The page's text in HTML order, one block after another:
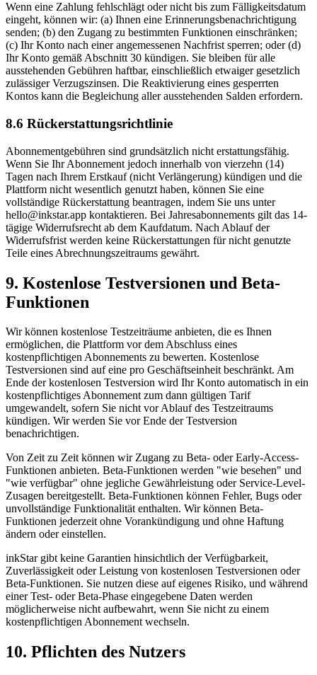
Wenn eine Zahlung fehlschlägt oder nicht bis zum Fälligkeitsdatum
eingeht, können wir: (a) Ihnen eine Erinnerungsbenachrichtigung
senden; (b) den Zugang zu bestimmten Funktionen einschränken;
(c) Ihr Konto nach einer angemessenen Nachfrist sperren; oder (d)
Ihr Konto gemäß Abschnitt 30 kündigen. Sie bleiben für alle
ausstehenden Gebühren haftbar, einschließlich etwaiger gesetzlich
zulässiger Verzugszinsen. Die Reaktivierung eines gesperrten
Kontos kann die Begleichung aller ausstehenden Salden erfordern.
8.6 Rückerstattungsrichtlinie
Abonnementgebühren sind grundsätzlich nicht erstattungsfähig.
Wenn Sie Ihr Abonnement jedoch innerhalb von vierzehn (14)
Tagen nach Ihrem Erstkauf (nicht Verlängerung) kündigen und die
Plattform nicht wesentlich genutzt haben, können Sie eine
vollständige Rückerstattung beantragen, indem Sie uns unter
hello@inkstar.app kontaktieren. Bei Jahresabonnements gilt das 14-
tägige Widerrufsrecht ab dem Kaufdatum. Nach Ablauf der
Widerrufsfrist werden keine Rückerstattungen für nicht genutzte
Teile eines Abrechnungszeitraums gewährt.
9. Kostenlose Testversionen und Beta-
Funktionen
Wir können kostenlose Testzeiträume anbieten, die es Ihnen
ermöglichen, die Plattform vor dem Abschluss eines
kostenpflichtigen Abonnements zu bewerten. Kostenlose
Testversionen sind auf eine pro Geschäftseinheit beschränkt. Am
Ende der kostenlosen Testversion wird Ihr Konto automatisch in ein
kostenpflichtiges Abonnement zum dann gültigen Tarif
umgewandelt, sofern Sie nicht vor Ablauf des Testzeitraums
kündigen. Wir werden Sie vor Ende der Testversion
benachrichtigen.
Von Zeit zu Zeit können wir Zugang zu Beta- oder Early-Access-
Funktionen anbieten. Beta-Funktionen werden "wie besehen" und
"wie verfügbar" ohne jegliche Gewährleistung oder Service-Level-
Zusagen bereitgestellt. Beta-Funktionen können Fehler, Bugs oder
unvollständige Funktionalität enthalten. Wir können Beta-
Funktionen jederzeit ohne Vorankündigung und ohne Haftung
ändern oder einstellen.
inkStar gibt keine Garantien hinsichtlich der Verfügbarkeit,
Zuverlässigkeit oder Leistung von kostenlosen Testversionen oder
Beta-Funktionen. Sie nutzen diese auf eigenes Risiko, und während
einer Test- oder Beta-Phase eingegebene Daten werden
möglicherweise nicht aufbewahrt, wenn Sie nicht zu einem
kostenpflichtigen Abonnement wechseln.
10. Pflichten des Nutzers